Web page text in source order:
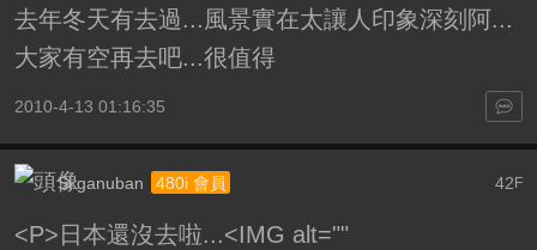
去年冬天有去過...風景實在太讓人印象深刻阿...
大家有空再去吧...很值得
2010-4-13 01:16:35
42F
Si.ganuban 480i 會員
<P>日本還沒去啦...<IMG alt=""